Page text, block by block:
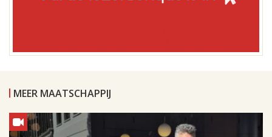
MEER MAATSCHAPPIJ